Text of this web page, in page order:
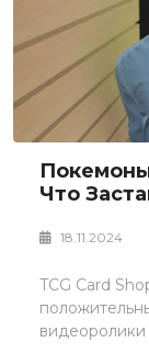
Что
18.11.2024
TCG Card